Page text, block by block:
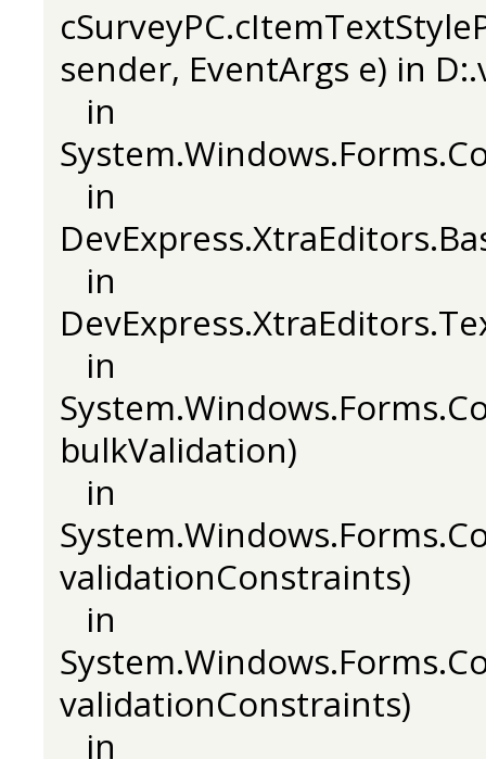
sender, EventArgs e) in
in
in
in
in
bulkValidation)
in
validationConstraints)
in
validationConstraints)
in